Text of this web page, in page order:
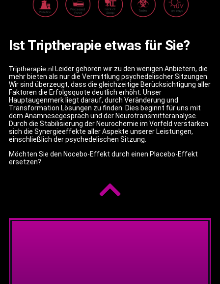
Ist Triptherapie etwas für Sie?
Triptherapie.nl Leider gehören wir zu den wenigen Anbietern, die
mehr bieten als nur die Vermittlung psychedelischer Sitzungen.
Wir sind überzeugt, dass die gleichzeitige Berücksichtigung aller
Faktoren die Erfolgsquote deutlich erhöht. Unser
Hauptaugenmerk liegt darauf, durch Veränderung und
Transformation Lösungen zu finden. Dies beginnt für uns mit
dem Anamnesegespräch und der Neurotransmitteranalyse.
Durch die Stabilisierung der Neurochemie im Vorfeld verstärken
sich die Synergieeffekte aller Aspekte unserer Leistungen,
einschließlich der psychedelischen Sitzung.
Möchten Sie den Nocebo-Effekt durch einen Placebo-Effekt
ersetzen?